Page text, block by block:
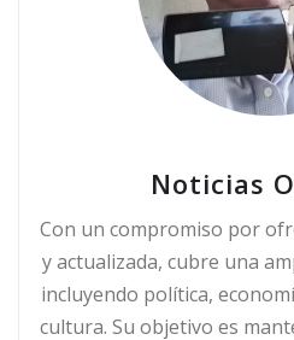
Noticias
Con un compromiso por
y actualizada, cubre una
incluyendo política,
cultura. Su objetivo es